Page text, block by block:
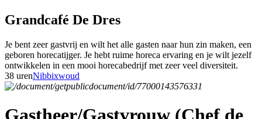
Grandcafé De Dres
Je bent zeer gastvrij en wilt het alle gasten naar hun zin maken, een
geboren horecatijger. Je hebt ruime horeca ervaring en je wilt jezelf
ontwikkelen in een mooi horecabedrijf met zeer veel diversiteit.
38 urenNibbixwoud
Gastheer/Gastvrouw (Chef de